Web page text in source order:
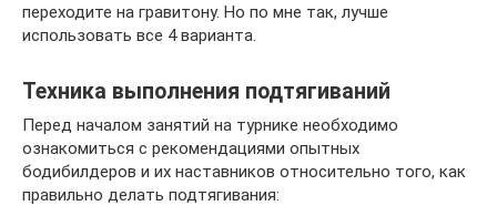
переходите на гравитону. Но по мне так, лучше
использовать все 4 варианта.
Техника выполнения подтягиваний
Перед началом занятий на турнике необходимо
ознакомиться с рекомендациями опытных
бодибилдеров и их наставников относительно того, как
правильно делать подтягивания: